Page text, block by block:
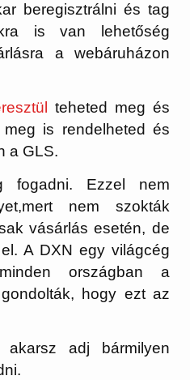
beregisztrálni és tag
is van lehetőség
a webáruházon
teheted meg és
is rendelheted és
a GLS.
fogadni. Ezzel nem
nem szokták
vásárlás esetén, de
A DXN egy világcég
országban a
hogy ezt az
adj bármilyen